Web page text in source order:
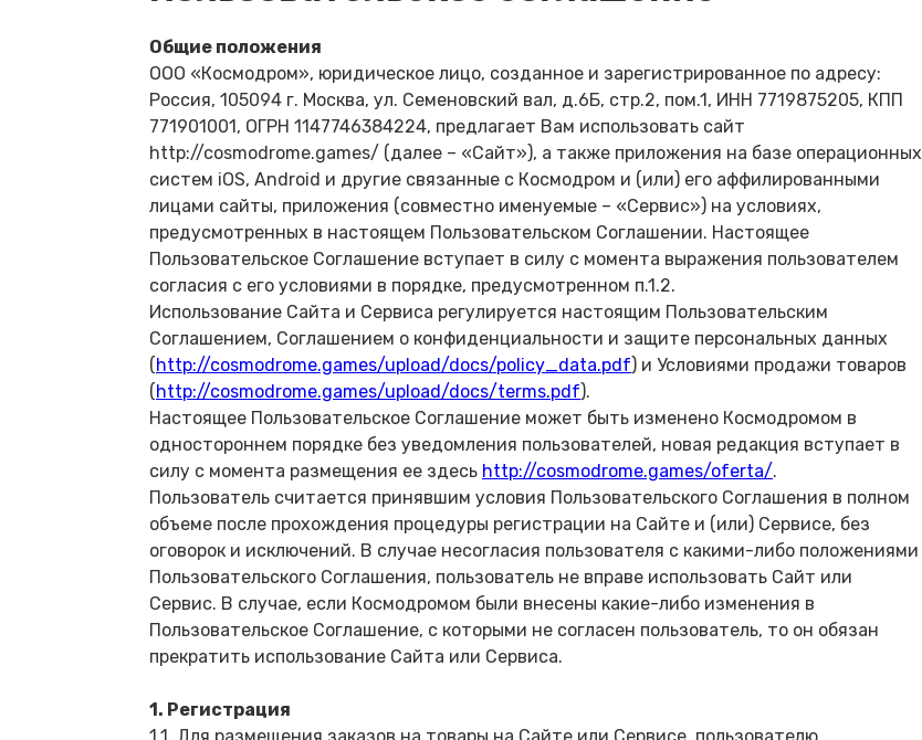
Общие положения
ООО «Космодром», юридическое лицо, созданное и зарегистрированное по адресу:
Россия, 105094 г. Москва, ул. Семеновский вал, д.6Б, стр.2, пом.1, ИНН 7719875205, КПП
771901001, ОГРН 1147746384224, предлагает Вам использовать сайт
http://cosmodrome.games/ (далее – «Сайт»), а также приложения на базе операционных
систем iOS, Android и другие связанные с Космодром и (или) его аффилированными
лицами сайты, приложения (совместно именуемые – «Сервис») на условиях,
предусмотренных в настоящем Пользовательском Соглашении. Настоящее
Пользовательское Соглашение вступает в силу с момента выражения пользователем
согласия с его условиями в порядке, предусмотренном п.1.2.
Использование Сайта и Сервиса регулируется настоящим Пользовательским
Соглашением, Соглашением о конфиденциальности и защите персональных данных
(http://cosmodrome.games/upload/docs/policy_data.pdf) и Условиями продажи товаров
(http://cosmodrome.games/upload/docs/terms.pdf).
Настоящее Пользовательское Соглашение может быть изменено Космодромом в
одностороннем порядке без уведомления пользователей, новая редакция вступает в
силу с момента размещения ее здесь http://cosmodrome.games/oferta/.
Пользователь считается принявшим условия Пользовательского Соглашения в полном
объеме после прохождения процедуры регистрации на Сайте и (или) Сервисе, без
оговорок и исключений. В случае несогласия пользователя с какими-либо положениями
Пользовательского Соглашения, пользователь не вправе использовать Сайт или
Сервис. В случае, если Космодромом были внесены какие-либо изменения в
Пользовательское Соглашение, с которыми не согласен пользователь, то он обязан
прекратить использование Сайта или Сервиса.
1. Регистрация